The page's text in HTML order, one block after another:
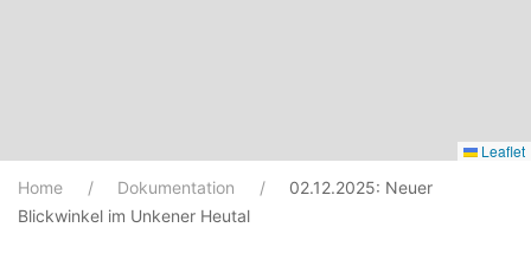
Leaflet
Home
Dokumentation
02.12.2025: Neuer
Blickwinkel im Unkener Heutal